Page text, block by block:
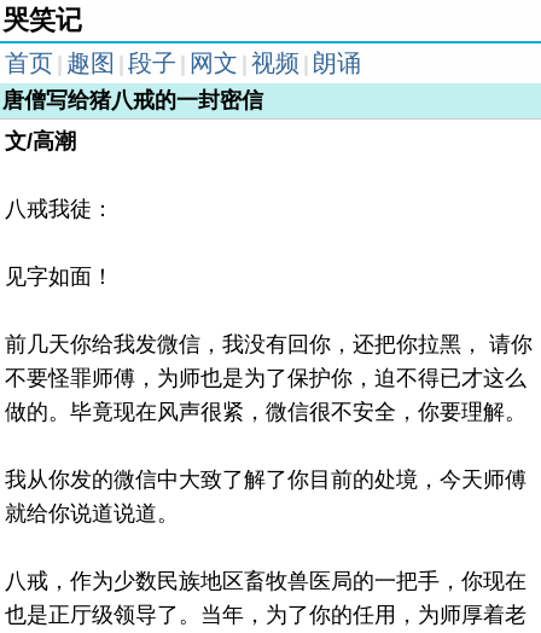
哭笑记
首页 趣图 段子 网文 视频 朗诵
唐僧写给猪八戒的一封密信
文/高潮
八戒我徒：
见字如面！
前几天你给我发微信，我没有回你，还把你拉黑， 请你
不要怪罪师傅，为师也是为了保护你，迫不得已才这么
做的。毕竟现在风声很紧，微信很不安全，你要理解。
我从你发的微信中大致了解了你目前的处境，今天师傅
就给你说道说道。
八戒，作为少数民族地区畜牧兽医局的一把手，你现在
也是正厅级领导了。当年，为了你的任用，为师厚着老